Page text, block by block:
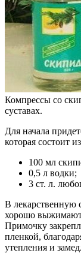
Компрессы со
суставах.
Для начала
которая состоит
100 мл
0,5 л водки;
3 ст. л.
В лекарственную
хорошо выжимают
Примочку
пленкой,
утепления и